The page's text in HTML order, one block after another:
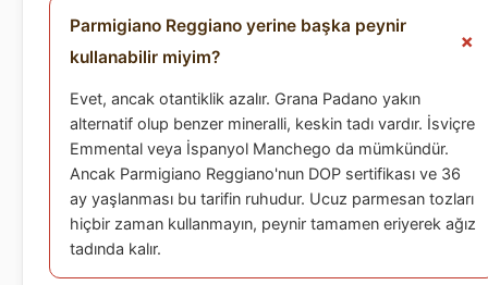
Parmigiano Reggiano yerine başka peynir
kullanabilir miyim?
Evet, ancak otantiklik azalır. Grana Padano yakın
alternatif olup benzer mineralli, keskin tadı vardır. İsviçre
Emmental veya İspanyol Manchego da mümkündür.
Ancak Parmigiano Reggiano'nun DOP sertifikası ve 36
ay yaşlanması bu tarifin ruhudur. Ucuz parmesan tozları
hiçbir zaman kullanmayın, peynir tamamen eriyerek ağız
tadında kalır.